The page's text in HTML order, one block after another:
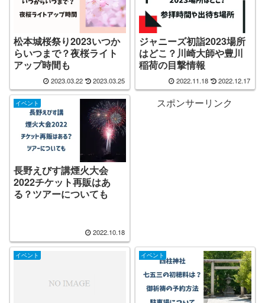
松本城桜祭り2023いつか
らいつまで？夜桜ライト
アップ時間も
2023.03.22 2023.03.25
ジャニーズ初詣2023場所
はどこ？川崎大師や豊川
稲荷の目撃情報
2022.11.18 2022.12.17
イベント
長野えびす講煙火大会
2022チケット再販はあ
る？ツアーについても
2022.10.18
スポンサーリンク
イベント イベント